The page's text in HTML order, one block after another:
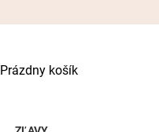
Nákupný
Prázdny košík